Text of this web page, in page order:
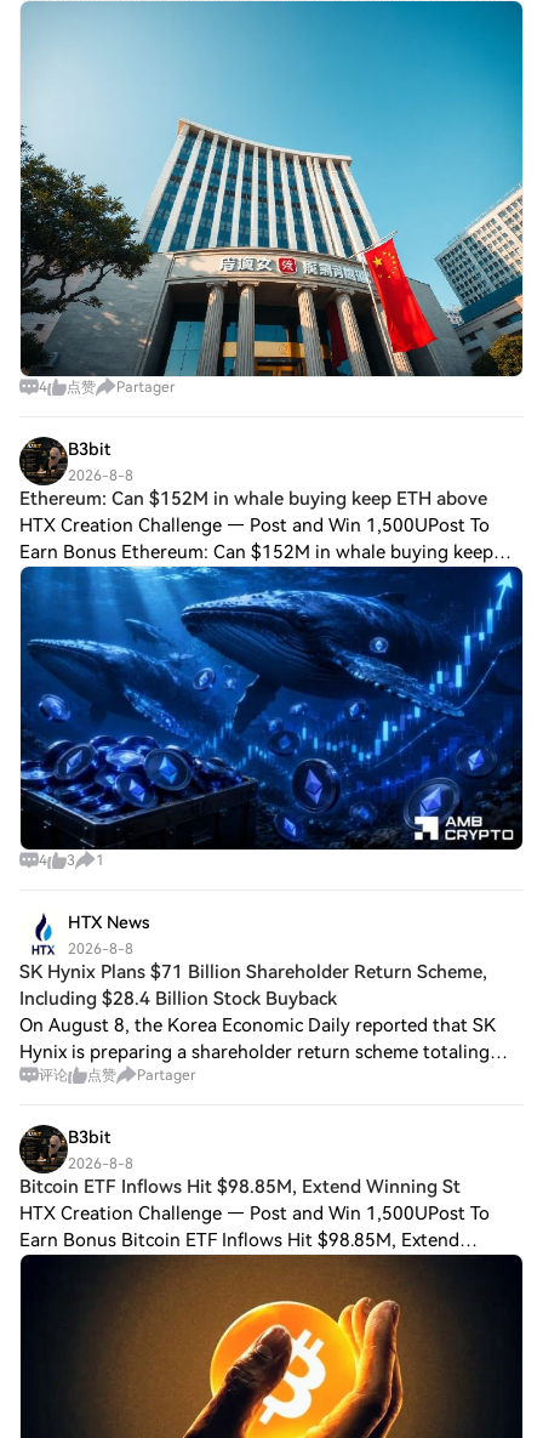
People’s Bank of China’s Shanghai headquarters has
4 点赞 Partager
B3bit
2026-8-8
Ethereum: Can $152M in whale buying keep ETH above
HTX Creation Challenge — Post and Win 1,500UPost To
Earn Bonus Ethereum: Can $152M in whale buying keep
ETH above $1.9K? Whale conviction returned, but
capitulation has not fully left Ethereum’s marke
4 3 1
HTX News
2026-8-8
SK Hynix Plans $71 Billion Shareholder Return Scheme,
Including $28.4 Billion Stock Buyback
On August 8, the Korea Economic Daily reported that SK
Hynix is preparing a shareholder return scheme totaling
approximately 100 trillion won (about $71 billion), which
评论 点赞 Partager
B3bit
2026-8-8
Bitcoin ETF Inflows Hit $98.85M, Extend Winning St
HTX Creation Challenge — Post and Win 1,500UPost To
Earn Bonus Bitcoin ETF Inflows Hit $98.85M, Extend
Winning Streak to Five Days U.S. spot Bitcoin ETFs
recorded $98.85 million in net inflows on Augu